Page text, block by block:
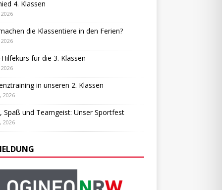
4. Klassen
die Klassentiere in den Ferien?
für die 3. Klassen
in unseren 2. Klassen
2026
Spaß und Teamgeist: Unser Sportfest
2026